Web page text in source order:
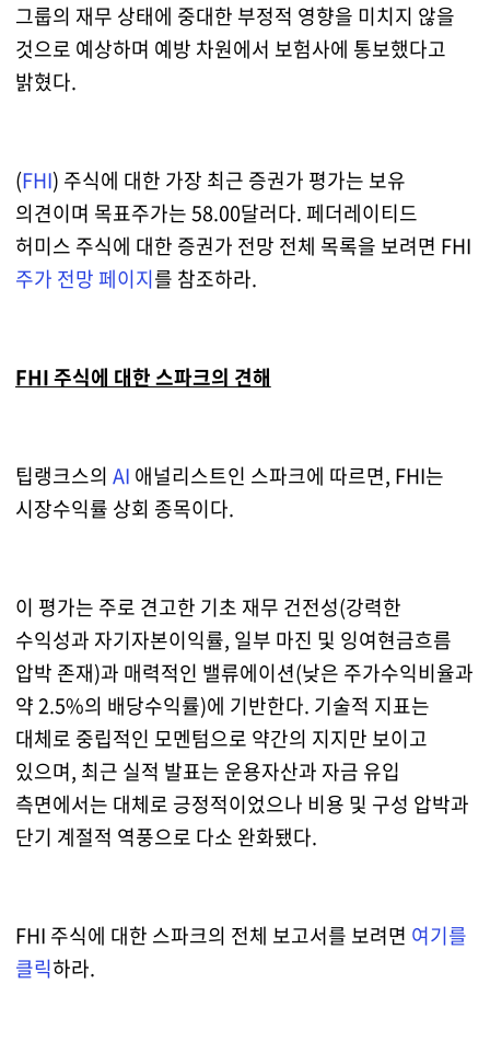
그룹의 재무 상태에 중대한 부정적 영향을 미치지 않을
것으로 예상하며 예방 차원에서 보험사에 통보했다고
밝혔다.
(FHI) 주식에 대한 가장 최근 증권가 평가는 보유
의견이며 목표주가는 58.00달러다. 페더레이티드
허미스 주식에 대한 증권가 전망 전체 목록을 보려면 FHI
주가 전망 페이지를 참조하라.
FHI 주식에 대한 스파크의 견해
팁랭크스의 AI 애널리스트인 스파크에 따르면, FHI는
시장수익률 상회 종목이다.
이 평가는 주로 견고한 기초 재무 건전성(강력한
수익성과 자기자본이익률, 일부 마진 및 잉여현금흐름
압박 존재)과 매력적인 밸류에이션(낮은 주가수익비율과
약 2.5%의 배당수익률)에 기반한다. 기술적 지표는
대체로 중립적인 모멘텀으로 약간의 지지만 보이고
있으며, 최근 실적 발표는 운용자산과 자금 유입
측면에서는 대체로 긍정적이었으나 비용 및 구성 압박과
단기 계절적 역풍으로 다소 완화됐다.
FHI 주식에 대한 스파크의 전체 보고서를 보려면 여기를
클릭하라.